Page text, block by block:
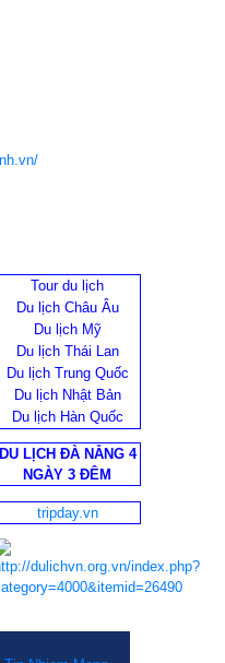
Tour du lịch
Du lịch Châu Âu
Du lịch Mỹ
Du lịch Thái Lan
Du lịch Trung Quốc
Du lịch Nhật Bản
Du lịch Hàn Quốc
DU LỊCH ĐÀ NẴNG 4
NGÀY 3 ĐÊM
tripday.vn